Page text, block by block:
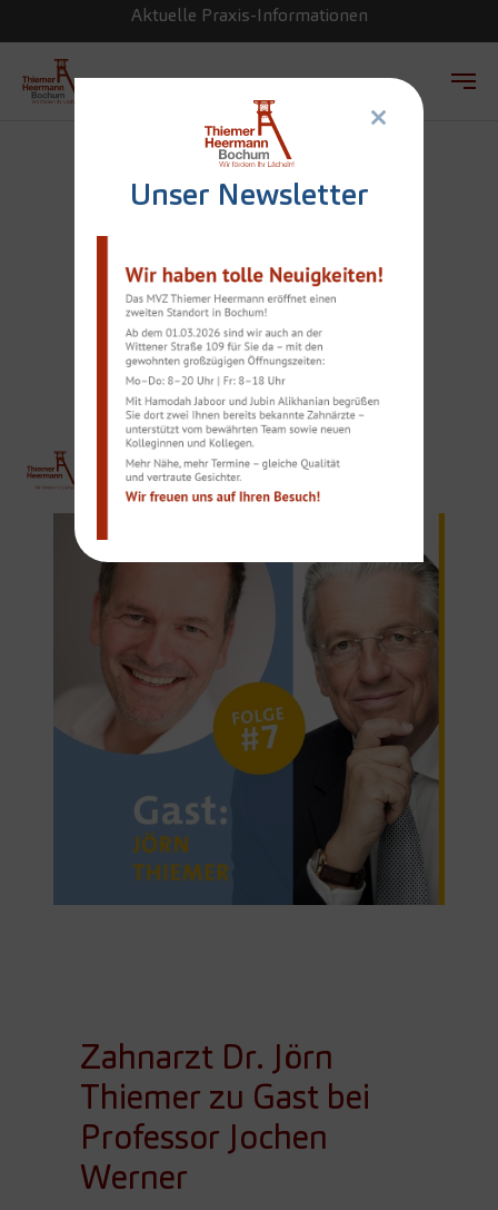
Zum Hauptinhalt springen
Aktuelle Praxis-Informationen
Unser Newsletter
×
ZAHNARZT DR. JÖRN
THIEMER ZU GAST
BEI PROFESSOR
JOCHEN WERNER
THIEMER
Team
Zahnarzt Dr. Jörn
Thiemer zu Gast bei
Professor Jochen
Werner